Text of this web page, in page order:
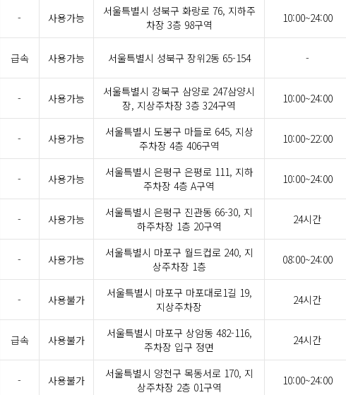
- 사용가능
서울특별시 성북구 화랑로 76, 지하주
차장 3층 98구역
10:00~24:00
급속 사용가능 서울특별시 성북구 장위2동 65-154 -
- 사용가능
서울특별시 강북구 삼양로 247삼양시
장, 지상주차장 3층 324구역
10:00~24:00
- 사용가능
서울특별시 도봉구 마들로 645, 지상
주차장 4층 406구역
10:00~22:00
- 사용가능
서울특별시 은평구 은평로 111, 지하
주차장 4층 A구역
10:00~24:00
- 사용가능
서울특별시 은평구 진관동 66-30, 지
하주차장 1층 20구역
24시간
- 사용가능
서울특별시 마포구 월드컵로 240, 지
상주차장 1층
08:00~24:00
- 사용불가
서울특별시 마포구 마포대로1길 19,
지상주차장
24시간
급속 사용불가
서울특별시 마포구 상암동 482-116,
주차장 입구 정면
24시간
- 사용불가
서울특별시 양천구 목동서로 170, 지
상주차장 2층 01구역
10:00~24:00